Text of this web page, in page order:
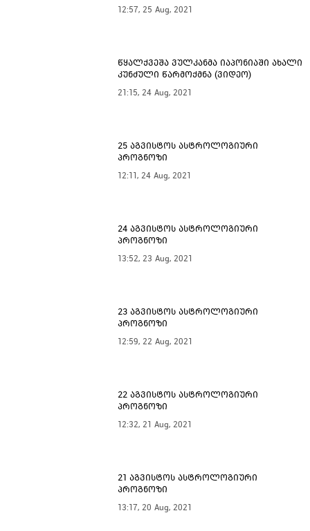
12:57, 25 Aug, 2021
წყალქვეშა ვულკანმა იაპონიაში ახალი
კუნძული წარმოქმნა (ვიდეო)
21:15, 24 Aug, 2021
25 აგვისტოს ასტროლოგიური
პროგნოზი
12:11, 24 Aug, 2021
24 აგვისტოს ასტროლოგიური
პროგნოზი
13:52, 23 Aug, 2021
23 აგვისტოს ასტროლოგიური
პროგნოზი
12:59, 22 Aug, 2021
22 აგვისტოს ასტროლოგიური
პროგნოზი
12:32, 21 Aug, 2021
21 აგვისტოს ასტროლოგიური
პროგნოზი
13:17, 20 Aug, 2021